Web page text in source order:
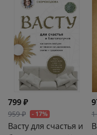
Российской Академии
ордена «Первый
время, основателем
Сейчас.
799 ₽
959 ₽ - 17%
Васту для счастья и
1